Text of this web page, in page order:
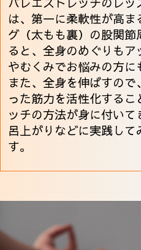
は、第一に柔軟性が高
グ（太もも裏）の股関
ると、全身のめぐりも
やむくみでお悩みの方に
また、全身を伸ばすの
った筋力を活性化する
ッチの方法が身に付い
呂上がりなどに実践し
す。